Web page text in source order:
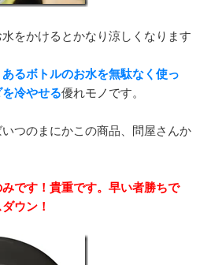
をかけるとかなり涼しくなります
あるボトルのお水を無駄なく使っ
冷やせる優れモノです。
つのまにかこの商品、問屋さんか
です！貴重です。早い者勝ちで
ウン！